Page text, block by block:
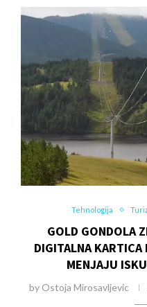
Tehnologija
GOLD GONDOLA
DIGITALNA
MENJAJU
by Ostoja Mirosavljevic